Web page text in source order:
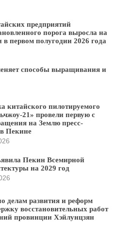
предприятий
порога выросла на
первом полугодии 2026 года
способы выращивания и
китайского пилотируемого
21» провели первую с
на Землю пресс-
Пекине
Пекин Всемирной
на 2029 год
делам развития и реформ
восстановительных работ
провинции Хэйлунцзян